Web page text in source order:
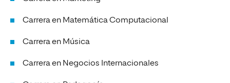
Carrera en Matemática Computacional
Carrera en Música
Carrera en Negocios Internacionales